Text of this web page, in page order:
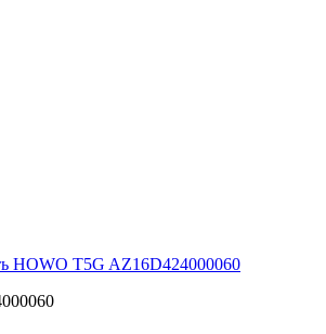
HOWO T5G AZ16D424000060